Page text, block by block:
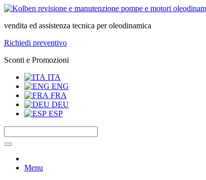
vendita ed assistenza tecnica per oleodinamica
Richiedi preventivo
Sconti e Promozioni
ITA
ENG
FRA
DEU
ESP
Menu